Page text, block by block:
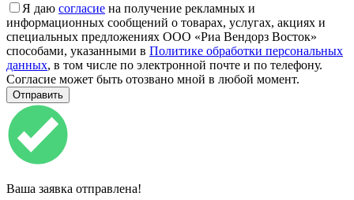
Я даю согласие на получение рекламных и
информационных сообщений о товарах, услугах, акциях и
специальных предложениях ООО «Риа Вендорз Восток»
способами, указанными в Политике обработки персональных
данных, в том числе по электронной почте и по телефону.
Согласие может быть отозвано мной в любой момент.
Ваша заявка отправлена!